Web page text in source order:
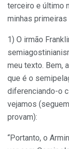
terceiro e último
minhas
1) O irmão
meu texto. Bem,
que é o
diferenciando-o
vejamos
provam):
“Portanto, o